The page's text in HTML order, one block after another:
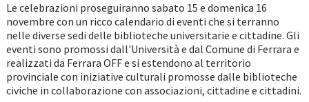
Le celebrazioni proseguiranno sabato 15 e domenica 16
novembre con un ricco calendario di eventi che si terranno
nelle diverse sedi delle biblioteche universitarie e cittadine. Gli
eventi sono promossi dall'Università e dal Comune di Ferrara e
realizzati da Ferrara OFF e si estendono al territorio
provinciale con iniziative culturali promosse dalle biblioteche
civiche in collaborazione con associazioni, cittadine e cittadini.